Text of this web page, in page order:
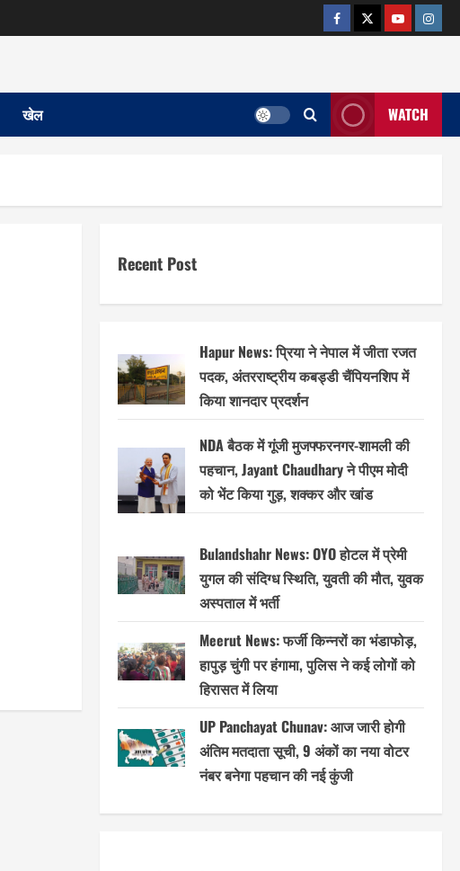
facebooktwitter
खेल WATCH
Recent Post
Hapur News: प्रिया ने नेपाल में जीता रजत
पदक, अंतरराष्ट्रीय कबड्डी चैंपियनशिप में
किया शानदार प्रदर्शन
NDA बैठक में गूंजी मुजफ्फरनगर-शामली की
पहचान, Jayant Chaudhary ने पीएम मोदी
को भेंट किया गुड़, शक्कर और खांड
Bulandshahr News: OYO होटल में प्रेमी
युगल की संदिग्ध स्थिति, युवती की मौत, युवक
अस्पताल में भर्ती
Meerut News: फर्जी किन्नरों का भंडाफोड़,
हापुड़ चुंगी पर हंगामा, पुलिस ने कई लोगों को
हिरासत में लिया
UP Panchayat Chunav: आज जारी होगी
अंतिम मतदाता सूची, 9 अंकों का नया वोटर
नंबर बनेगा पहचान की नई कुंजी